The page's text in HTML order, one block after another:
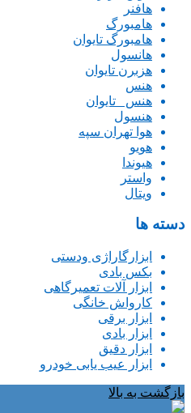
هافنر
هامبورگ
هامبورگ تایوان
هانسول
هزبرن تایوان
هنس
هنس _تایوان
هنسول
هوا تهران سپه
هویو
هیوندا
واستر
ویتال
دسته ها
ابزارگاراژی ودستی
بکس بادی
ابزار آلات تعمیرگاهی
کارواش خانگی
ابزار برقی
ابزار بادی
ابزار دقیق
ابزار عیب یابی خودرو
بازگشت به بالا